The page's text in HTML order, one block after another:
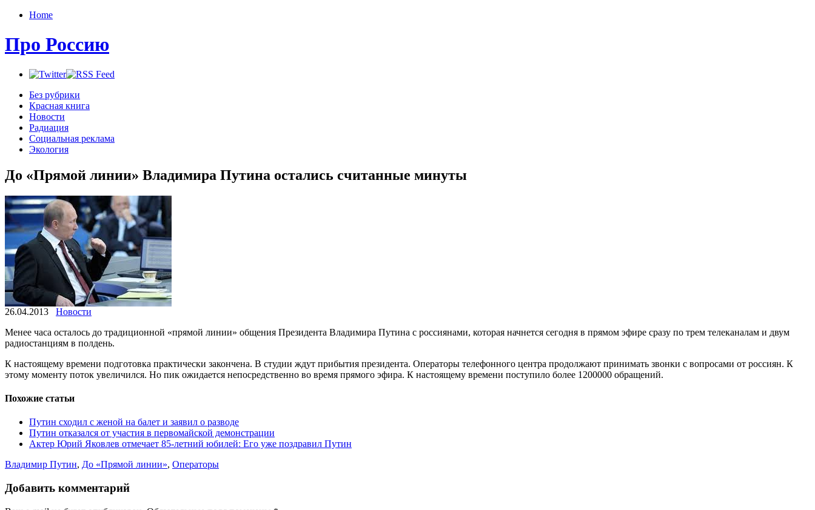
Home
Про Россию
Без рубрики
Красная книга
Новости
Радиация
Социальная реклама
Экология
До «Прямой линии» Владимира Путина остались считанные минуты
26.04.2013
Новости
Менее часа осталось до традиционной «прямой линии» общения Президента Владимира Путина с россиянами, которая начнется сегодня в прямом эфире сразу по трем телеканалам и двум
радиостанциям в полдень.
К настоящему времени подготовка практически закончена. В студии ждут прибытия президента. Операторы телефонного центра продолжают принимать звонки с вопросами от россиян. К
этому моменту поток увеличился. Но пик ожидается непосредственно во время прямого эфира. К настоящему времени поступило более 1200000 обращений.
Похожие статьи
Путин сходил с женой на балет и заявил о разводе
Путин отказался от участия в первомайской демонстрации
Актер Юрий Яковлев отмечает 85-летний юбилей: Его уже поздравил Путин
Владимир Путин, До «Прямой линии», Операторы
Добавить комментарий